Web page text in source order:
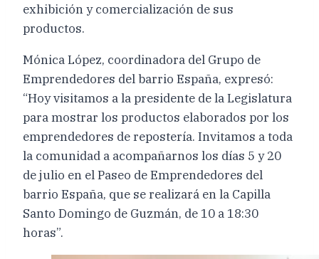
exhibición y comercialización de sus
productos.
Mónica López, coordinadora del Grupo de
Emprendedores del barrio España, expresó:
“Hoy visitamos a la presidente de la Legislatura
para mostrar los productos elaborados por los
emprendedores de repostería. Invitamos a toda
la comunidad a acompañarnos los días 5 y 20
de julio en el Paseo de Emprendedores del
barrio España, que se realizará en la Capilla
Santo Domingo de Guzmán, de 10 a 18:30
horas”.